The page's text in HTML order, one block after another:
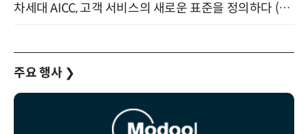
차세대 AICC, 고객 서비스의 새로운 표준을 정의하다 (9/9)
주요 행사 ❯